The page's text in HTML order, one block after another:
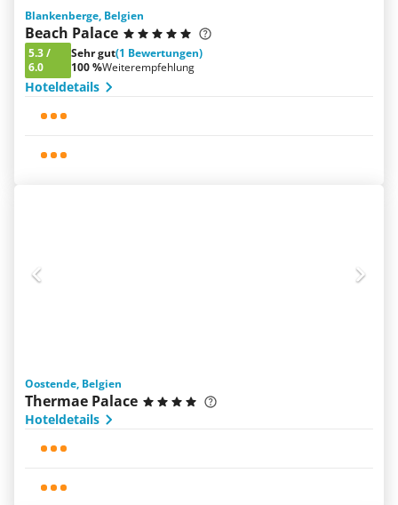
Blankenberge, Belgien
Beach Palace
5.3/
6.0
Sehr gut(1 Bewertungen)
100 %Weiterempfehlung
Hoteldetails
Oostende, Belgien
Thermae Palace
Hoteldetails